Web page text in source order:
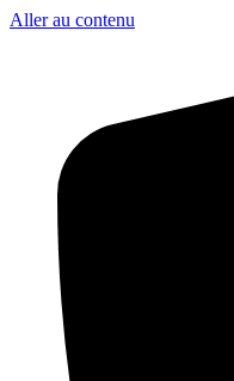
Aller au contenu